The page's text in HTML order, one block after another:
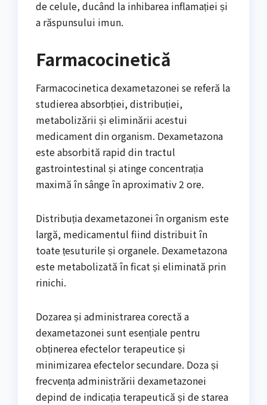
de celule, ducând la inhibarea inflamației și
a răspunsului imun.
Farmacocinetică
Farmacocinetica dexametazonei se referă la
studierea absorbției, distribuției,
metabolizării și eliminării acestui
medicament din organism. Dexametazona
este absorbită rapid din tractul
gastrointestinal și atinge concentrația
maximă în sânge în aproximativ 2 ore.
Distribuția dexametazonei în organism este
largă, medicamentul fiind distribuit în
toate țesuturile și organele. Dexametazona
este metabolizată în ficat și eliminată prin
rinichi.
Dozarea și administrarea corectă a
dexametazonei sunt esențiale pentru
obținerea efectelor terapeutice și
minimizarea efectelor secundare. Doza și
frecvența administrării dexametazonei
depind de indicația terapeutică și de starea